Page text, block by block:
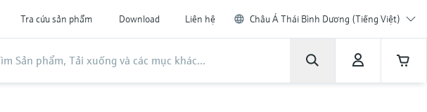
Tra cứu sản phẩm Download Liên hệ Châu Á Thái Bình Dương (Tiếng Việt)